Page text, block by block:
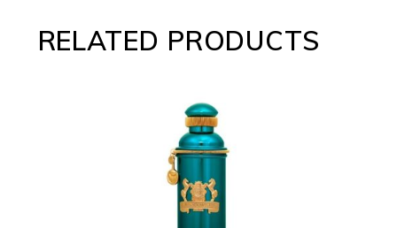
RELATED PRODUCTS
ADD TO CART